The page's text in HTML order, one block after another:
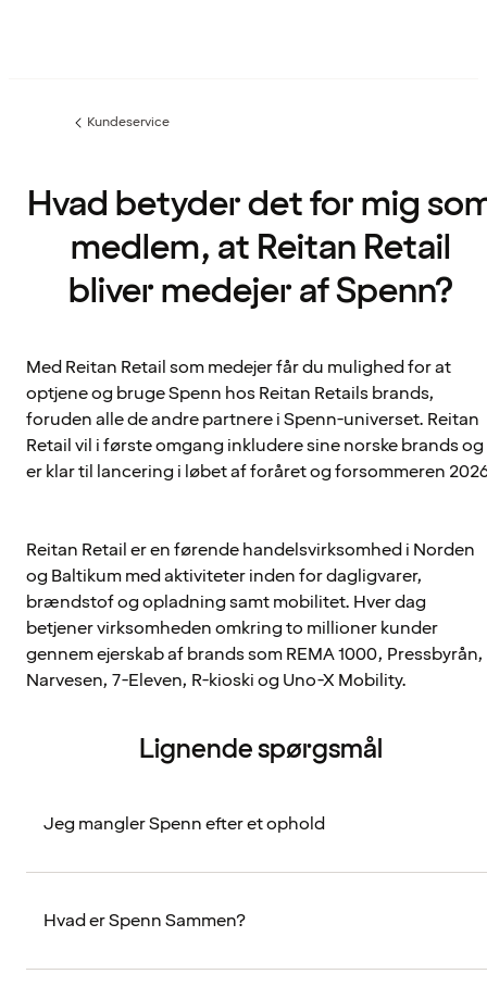
Forrige
Kundeservice
Hvad betyder det for mig
medlem, at Reitan Retail
bliver medejer af Spenn?
Med Reitan Retail som medejer får du mulighed for at
optjene og bruge Spenn hos Reitan Retails brands,
foruden alle de andre partnere i Spenn-universet. Reitan
Retail vil i første omgang inkludere sine norske brands og
er klar til lancering i løbet af foråret og forsommeren
Reitan Retail er en førende handelsvirksomhed i Norden
og Baltikum med aktiviteter inden for dagligvarer,
brændstof og opladning samt mobilitet. Hver dag
betjener virksomheden omkring to millioner kunder
gennem ejerskab af brands som REMA 1000, Pressbyrån,
Narvesen, 7-Eleven, R-kioski og Uno-X Mobility.
Lignende spørgsmål
Jeg mangler Spenn efter et ophold
Hvad er Spenn Sammen?